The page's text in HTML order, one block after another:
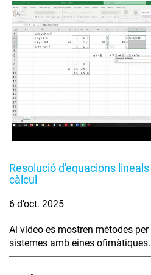
Resolució d'equacions
càlcul
6 d’oct. 2025
Al vídeo es mostren mètodes
sistemes amb eines ofimàtiques.